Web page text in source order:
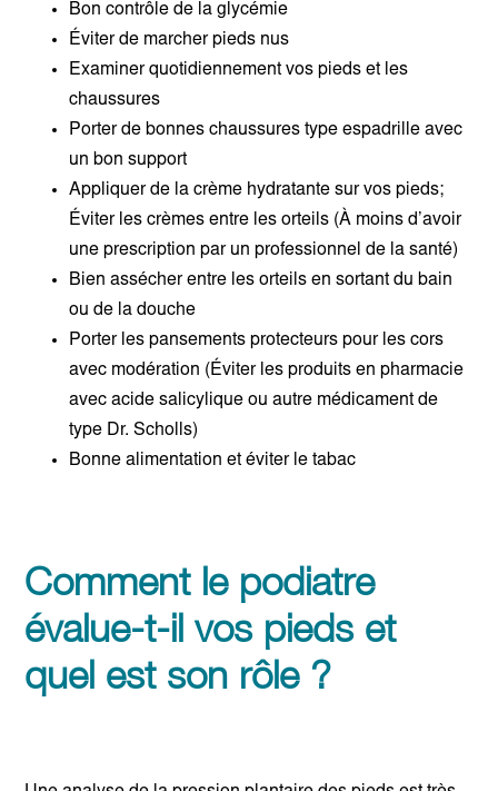
Bon contrôle de la glycémie
Éviter de marcher pieds nus
Examiner quotidiennement vos pieds et les
chaussures
Porter de bonnes chaussures type espadrille avec
un bon support
Appliquer de la crème hydratante sur vos pieds;
Éviter les crèmes entre les orteils (À moins d’avoir
une prescription par un professionnel de la santé)
Bien assécher entre les orteils en sortant du bain
ou de la douche
Porter les pansements protecteurs pour les cors
avec modération (Éviter les produits en pharmacie
avec acide salicylique ou autre médicament de
type Dr. Scholls)
Bonne alimentation et éviter le tabac
Comment le podiatre
évalue-t-il vos pieds et
quel est son rôle ?